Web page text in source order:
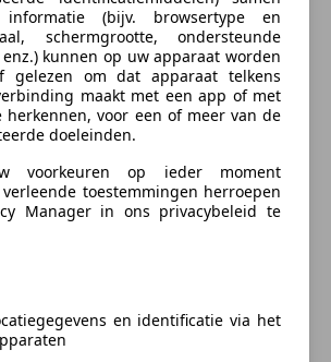
Program
OCCASIONSHOW
PRIJZEN.
NU, EN DE TWEEDE HELFT IN EEN
vanaf€ 156,- p/m
(bijv. browsertype en
schermgrootte, ondersteunde
kunnen op uw apparaat worden
gelezen om dat apparaat telkens
maakt met een app of met
herkennen, voor een of meer van de
doeleinden.
voorkeuren op ieder moment
toestemmingen herroepen
Manager in ons privacybeleid te
en identificatie via het